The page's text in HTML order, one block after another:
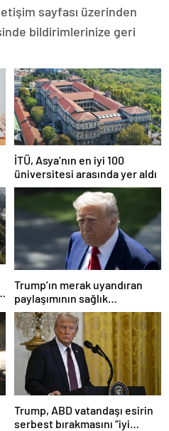
sayfası üzerinden
bildirimlerinize geri
İTÜ, Asya’nın en iyi 100
üniversitesi arasında yer aldı
Trump’ın merak uyandıran
paylaşımının sağlık
sistemiyle ilgili kararname
olduğu anlaşıldı
Trump, ABD vatandaşı esirin
serbest bırakmasını “iyi